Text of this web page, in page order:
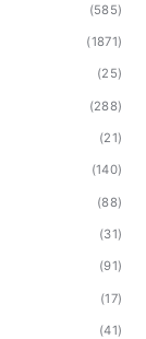
(585)
(1871)
(25)
(288)
(21)
(140)
(88)
(31)
(91)
(17)
(41)